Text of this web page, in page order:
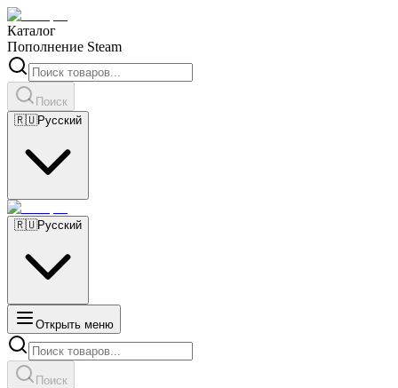
Каталог
Пополнение Steam
Поиск
🇷🇺Русский
🇷🇺Русский
Открыть меню
Поиск